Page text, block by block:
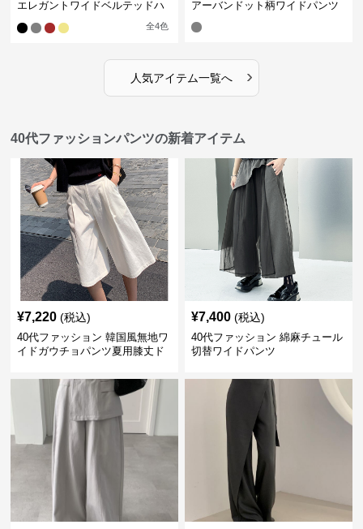
エレガントワイドベルテッドハ
全4色
アーバンドット柄ワイドパンツ
人気アイテム一覧へ ›
40代ファッションパンツの新着アイテム
¥7,220 (税込)
40代ファッション 韓国風無地ワ
イドガウチョパンツ夏用膝丈ド
¥7,400 (税込)
40代ファッション 綿麻チュール
切替ワイドパンツ